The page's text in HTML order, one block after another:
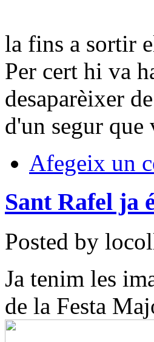
la fins a sortir
Per cert hi va
desaparèixer
d'un segur que
Afegeix un
Sant Rafel ja
Posted by
Ja tenim les
de la Festa